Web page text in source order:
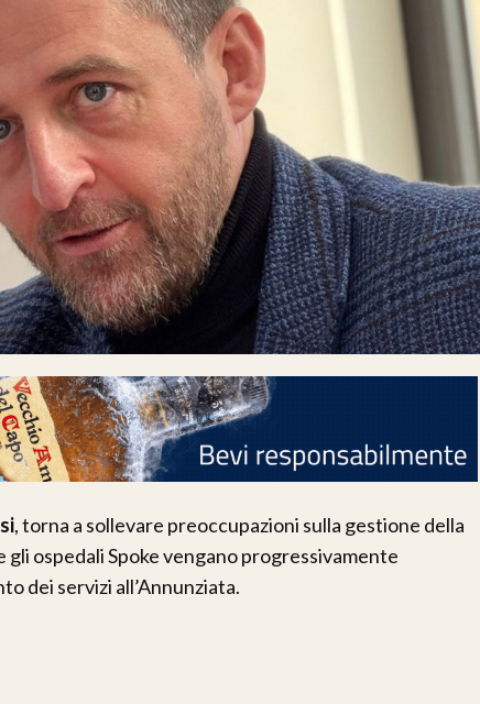
, torna a sollevare preoccupazioni sulla gestione della
ospedali Spoke vengano progressivamente
dei servizi all’Annunziata.